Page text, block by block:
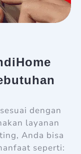
dengan
layanan
Anda bisa
seperti: